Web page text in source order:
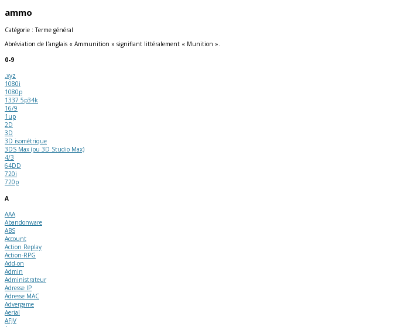
ammo
Catégorie : Terme général
Abréviation de l'anglais « Ammunition » signifiant littéralement « Munition ».
0-9
.xyz
1080i
1080p
1337 5p34k
16/9
1up
2D
3D
3D isométrique
3DS Max (ou 3D Studio Max)
4/3
64DD
720i
720p
A
AAA
Abandonware
ABS
Account
Action Replay
Action-RPG
Add-on
Admin
Administrateur
Adresse IP
Adresse MAC
Advergame
Aerial
AFJV